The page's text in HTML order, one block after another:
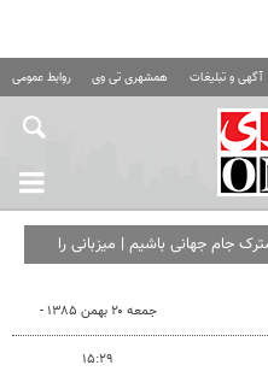
آگهی و تبلیغات همشهری تی وی روابط عمومی
جام جهانی باشیم |‌ میزبانی را
جمعه ۲۰ بهمن ۱۳۸۵ -
۱۵:۲۹